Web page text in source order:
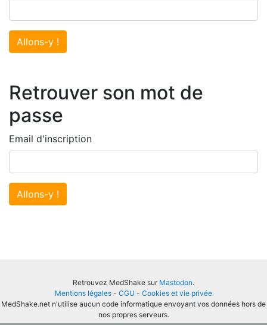
Allons-y !
Retrouver son mot de
passe
Email d'inscription
Allons-y !
Retrouvez MedShake sur Mastodon.
Mentions légales - CGU - Cookies et vie privée
MedShake.net n'utilise aucun code informatique envoyant vos données hors de
nos propres serveurs.